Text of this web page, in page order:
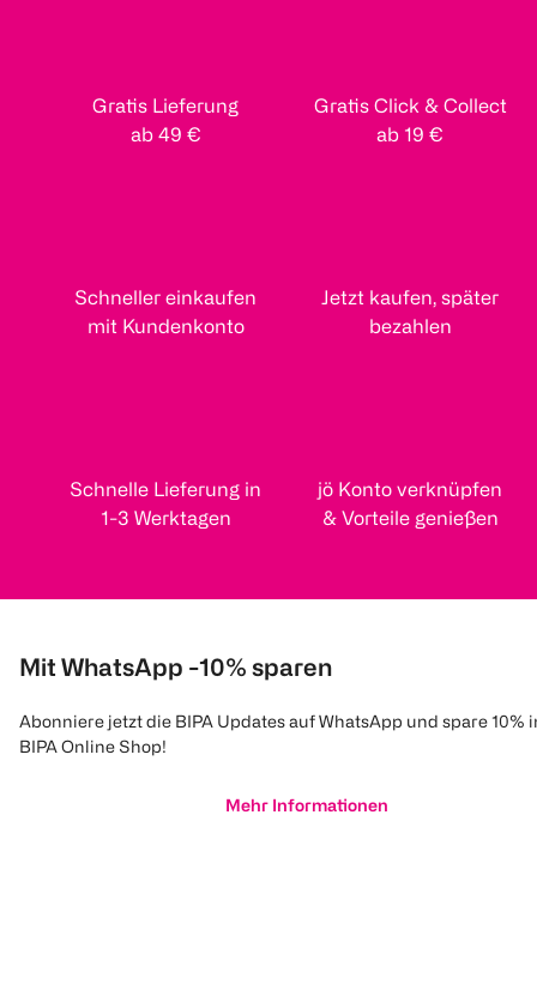
Gratis Lieferung
ab 49 €
Gratis Click & Collect
ab 19 €
Schneller einkaufen
mit Kundenkonto
Jetzt kaufen, später
bezahlen
Schnelle Lieferung in
1-3 Werktagen
jö Konto verknüpfen
& Vorteile genießen
Mit WhatsApp -10% sparen
Abonniere jetzt die BIPA Updates auf WhatsApp und spare 10%
BIPA Online Shop!
Mehr Informationen